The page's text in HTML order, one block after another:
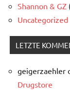
Shannon & GZ
Uncategorized
LETZTE
geigerzaehler
Drugstore